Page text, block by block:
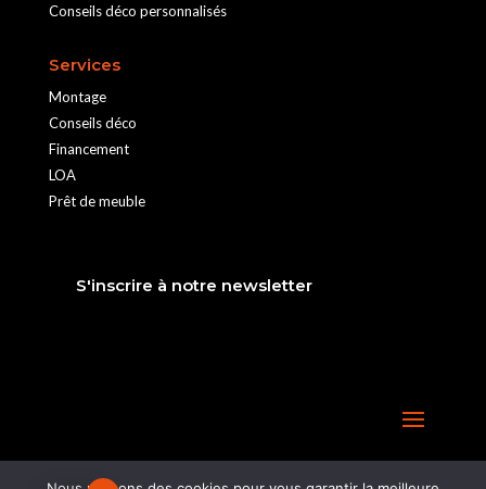
Conseils déco personnalisés
Services
Montage
Conseils déco
Financement
LOA
Prêt de meuble
S'inscrire à notre newsletter